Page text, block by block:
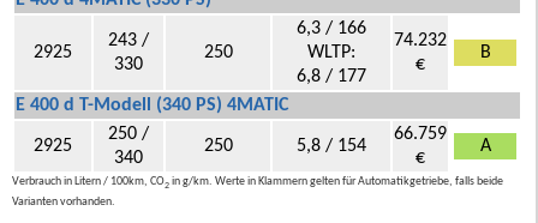
2925
243 /
330
250
6,3 / 166
WLTP:
6,8 / 177
74.232
€
B
E 400 d T-Modell (340 PS) 4MATIC
2925
250 /
340
250 5,8 / 154
66.759
€
A
Verbrauch in Litern / 100km, CO2 in g/km. Werte in Klammern gelten für Automatikgetriebe, falls beide
Varianten vorhanden.